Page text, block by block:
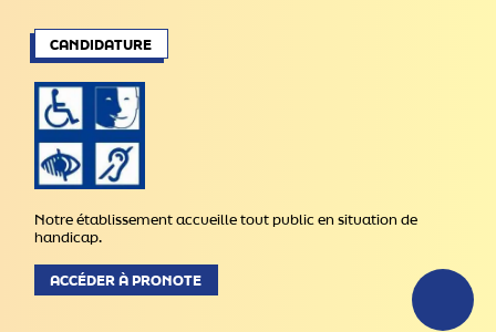
CANDIDATURE
Notre établissement accueille tout public en situation de
handicap.
ACCÉDER À PRONOTE